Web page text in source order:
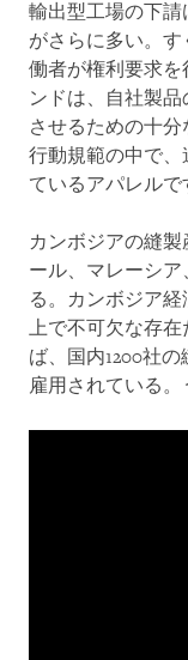
輸出型工場の下
がさらに多い。
働者が権利要求
ンドは、自社製
させるための十
行動規範の中で
ているアパレルで
カンボジアの縫
ール、マレーシ
る。カンボジア
上で不可欠な存
ば、国内1200社
雇用されている。